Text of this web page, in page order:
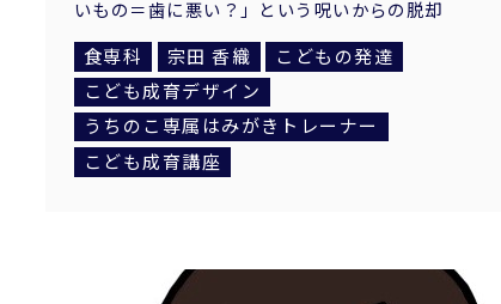
いもの＝歯に悪い？」という呪いからの脱却
食専科
宗田 香織
こどもの発達
こども成育デザイン
うちのこ専属はみがきトレーナー
こども成育講座